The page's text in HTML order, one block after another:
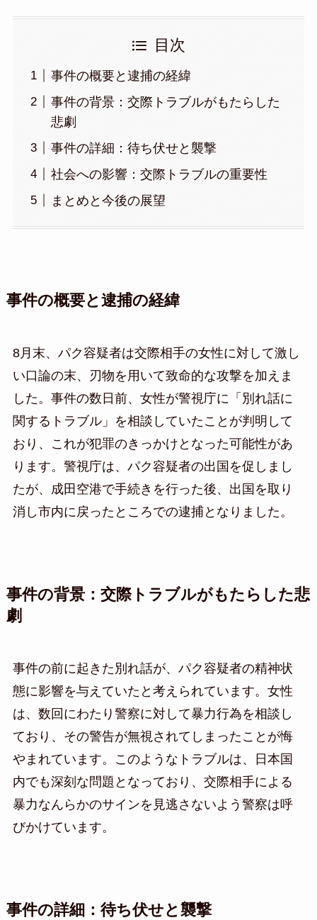
目次
事件の概要と逮捕の経緯
事件の背景：交際トラブルがもたらした
悲劇
事件の詳細：待ち伏せと襲撃
社会への影響：交際トラブルの重要性
まとめと今後の展望
事件の概要と逮捕の経緯
8月末、パク容疑者は交際相手の女性に対して激し
い口論の末、刃物を用いて致命的な攻撃を加えま
した。事件の数日前、女性が警視庁に「別れ話に
関するトラブル」を相談していたことが判明して
おり、これが犯罪のきっかけとなった可能性があ
ります。警視庁は、パク容疑者の出国を促しまし
たが、成田空港で手続きを行った後、出国を取り
消し市内に戻ったところでの逮捕となりました。
事件の背景：交際トラブルがもたらした悲
劇
事件の前に起きた別れ話が、パク容疑者の精神状
態に影響を与えていたと考えられています。女性
は、数回にわたり警察に対して暴力行為を相談し
ており、その警告が無視されてしまったことが悔
やまれています。このようなトラブルは、日本国
内でも深刻な問題となっており、交際相手による
暴力なんらかのサインを見逃さないよう警察は呼
びかけています。
事件の詳細：待ち伏せと襲撃